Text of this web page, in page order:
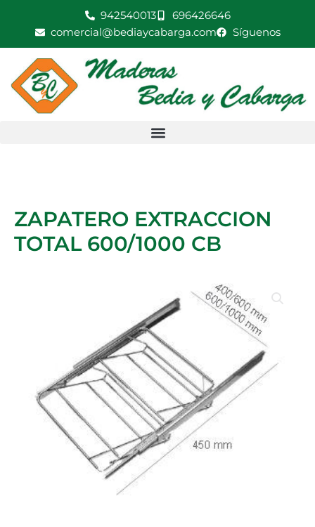
942540013
696426646
comercial@bediaycabarga.com
Síguenos
ZAPATERO EXTRACCION
TOTAL 600/1000 CB